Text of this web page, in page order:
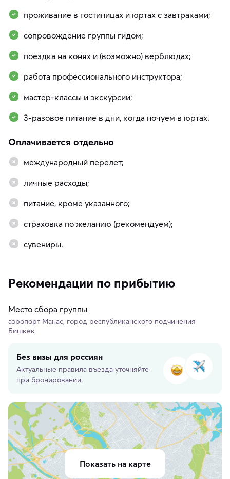
проживание в гостиницах и юртах с завтраками;
сопровождение группы гидом;
поездка на конях и (возможно) верблюдах;
работа профессионального инструктора;
мастер-классы и экскурсии;
3-разовое питание в дни, когда ночуем в юртах.
Оплачивается отдельно
международный перелет;
личные расходы;
питание, кроме указанного;
страховка по желанию (рекомендуем);
сувениры.
Рекомендации по прибытию
Место сбора группы
аэропорт Манас, город республиканского подчинения
Бишкек
Без визы для россиян
Актуальные правила въезда уточняйте
при бронировании.
Показать на карте